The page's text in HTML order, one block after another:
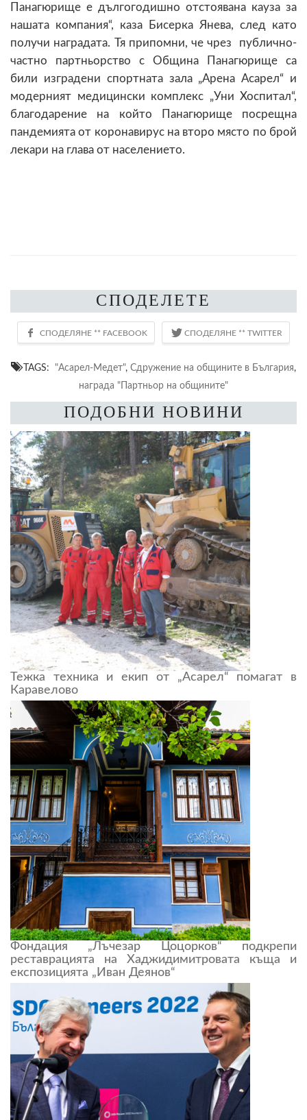
Панагюрище е дългогодишно отстоявана кауза за
нашата компания“, каза Бисерка Янева, след като
получи наградата. Тя припомни, че чрез публично-
частно партньорство с Община Панагюрище са
били изградени спортната зала „Арена Асарел“ и
модерният медицински комплекс „Уни Хоспитал“,
благодарение на който Панагюрище посрещна
пандемията от коронавирус на второ място по брой
лекари на глава от населението.
СПОДЕЛЕТЕ
TAGS: "Асарел-Медет", Сдружение на общините в България,
награда "Партньор на общините"
ПОДОБНИ НОВИНИ
Тежка техника и екип от „Асарел“ помагат в
Каравелово
Фондация „Лъчезар Цоцорков“ подкрепи
реставрацията на Хаджидимитровата къща и
експозицията „Иван Деянов“